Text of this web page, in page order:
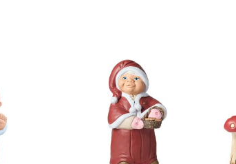
Moafjæra 14, 7606
Åpent i dag 10-18
0 i butikk